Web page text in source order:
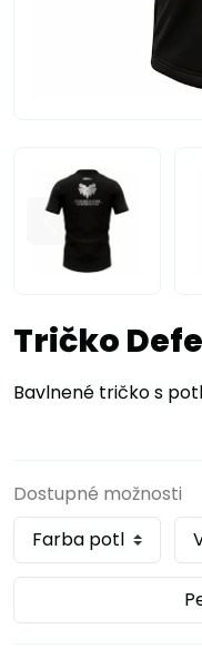
Tričko
Bavlnené tričko s
Dostupné možnosti